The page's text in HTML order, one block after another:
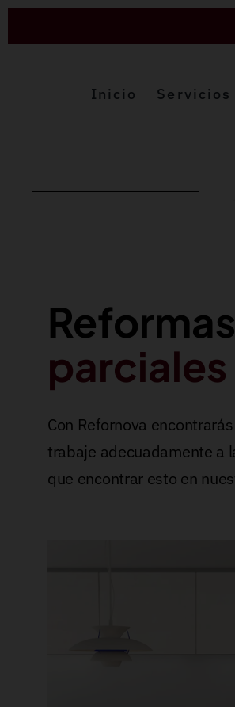
Saltar
Inicio Servicios
Reformas
Con Refornova
trabaje adecuadamente a
que encontrar esto en